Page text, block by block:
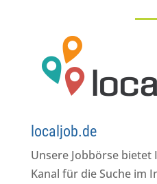
localjob.de
Unsere Jobbörse bietet
Kanal für die Suche im